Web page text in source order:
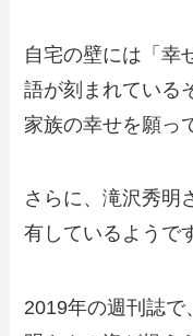
自宅の壁には「幸
語が刻まれている
家族の幸せを願っ
さらに、滝沢秀明
有しているようで
2019年の週刊誌で